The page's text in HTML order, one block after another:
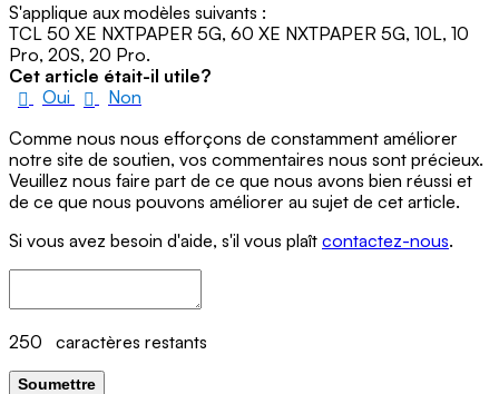
S'applique aux modèles suivants :
TCL 50 XE NXTPAPER 5G, 60 XE NXTPAPER 5G, 10L, 10
Pro, 20S, 20 Pro.
Cet article était-il utile?
Oui
Non
Comme nous nous efforçons de constamment améliorer
notre site de soutien, vos commentaires nous sont précieux.
Veuillez nous faire part de ce que nous avons bien réussi et
de ce que nous pouvons améliorer au sujet de cet article.
Si vous avez besoin d'aide, s'il vous plaît contactez-nous.
250 caractères restants
Soumettre